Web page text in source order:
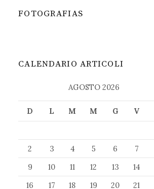
FOTOGRAFIAS
CALENDARIO ARTICOLI
AGOSTO 2026
D L M M G V
2
3 4 5 6 7
9
10 11 12 13 14
16
17 18 19 20 21